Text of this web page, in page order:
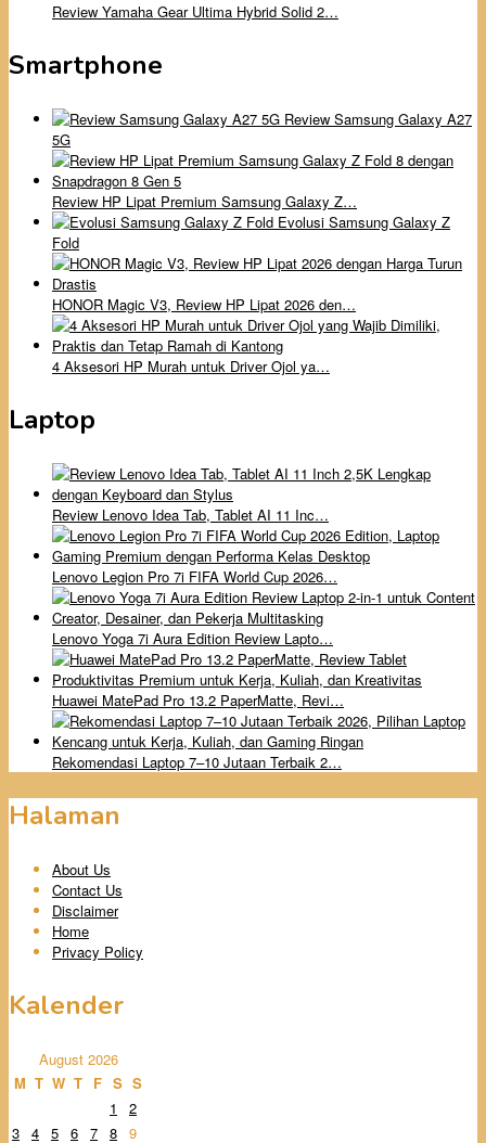
Review Yamaha Gear Ultima Hybrid Solid 2…
Smartphone
Review Samsung Galaxy A27
5G
Review HP Lipat Premium Samsung Galaxy Z…
Evolusi Samsung Galaxy Z
Fold
HONOR Magic V3, Review HP Lipat 2026 den…
4 Aksesori HP Murah untuk Driver Ojol ya…
Laptop
Review Lenovo Idea Tab, Tablet AI 11 Inc…
Lenovo Legion Pro 7i FIFA World Cup 2026…
Lenovo Yoga 7i Aura Edition Review Lapto…
Huawei MatePad Pro 13.2 PaperMatte, Revi…
Rekomendasi Laptop 7–10 Jutaan Terbaik 2…
Halaman
About Us
Contact Us
Disclaimer
Home
Privacy Policy
Kalender
August 2026
M T W T F S S
1
2
3 4 5 6 7 8 9